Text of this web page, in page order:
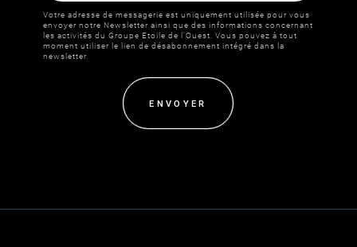
Votre adresse de messagerie est uniquement utilisée pour vous
envoyer notre Newsletter ainsi que des informations concernant
les activités du Groupe Etoile de l'Ouest. Vous pouvez à tout
moment utiliser le lien de désabonnement intégré dans la
newsletter.
ENVOYER